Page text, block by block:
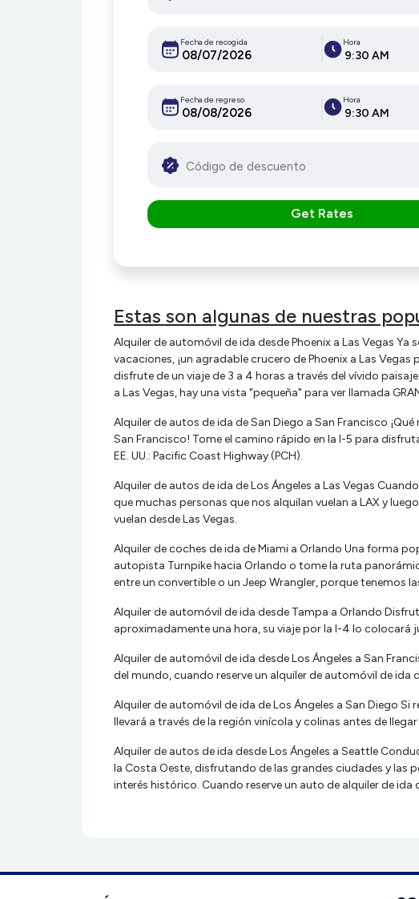
Fecha de recogida Hora
9:30 AM
Fecha de regreso Hora
9:30 AM
Get Rates
Estas son algunas de nuestras
Alquiler de automóvil de ida desde Phoenix a Las Vegas
vacaciones, ¡un agradable crucero de Phoenix a Las
disfrute de un viaje de 3 a 4 horas a través del vívido
a Las Vegas, hay una vista "pequeña" para ver llamada
Alquiler de autos de ida de San Diego a San Francisco
San Francisco! Tome el camino rápido en la I-5 para
EE. UU.: Pacific Coast Highway (PCH).
Alquiler de autos de ida de Los Ángeles a Las Vegas
que muchas personas que nos alquilan vuelan a LAX y
vuelan desde Las Vegas.
Alquiler de coches de ida de Miami a Orlando Una forma
autopista Turnpike hacia Orlando o tome la ruta
entre un convertible o un Jeep Wrangler, porque tenemos
Alquiler de automóvil de ida desde Tampa a Orlando
aproximadamente una hora, su viaje por la I-4 lo colocará
Alquiler de automóvil de ida desde Los Ángeles a San
del mundo, cuando reserve un alquiler de automóvil de ida
Alquiler de automóvil de ida de Los Ángeles a San Diego
llevará a través de la región vinícola y colinas antes de
Alquiler de autos de ida desde Los Ángeles a Seattle
la Costa Oeste, disfrutando de las grandes ciudades y las
interés histórico. Cuando reserve un auto de alquiler de ida